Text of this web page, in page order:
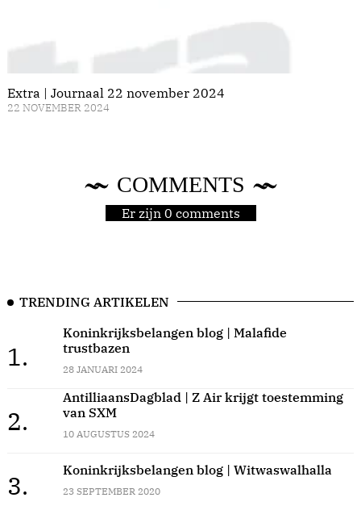
Extra | Journaal 22 november 2024
22 NOVEMBER 2024
COMMENTS
Er zijn 0 comments
TRENDING ARTIKELEN
1.
Koninkrijksbelangen blog | Malafide
trustbazen
28 JANUARI 2024
2.
AntilliaansDagblad | Z Air krijgt toestemming
van SXM
10 AUGUSTUS 2024
3.
Koninkrijksbelangen blog | Witwaswalhalla
23 SEPTEMBER 2020